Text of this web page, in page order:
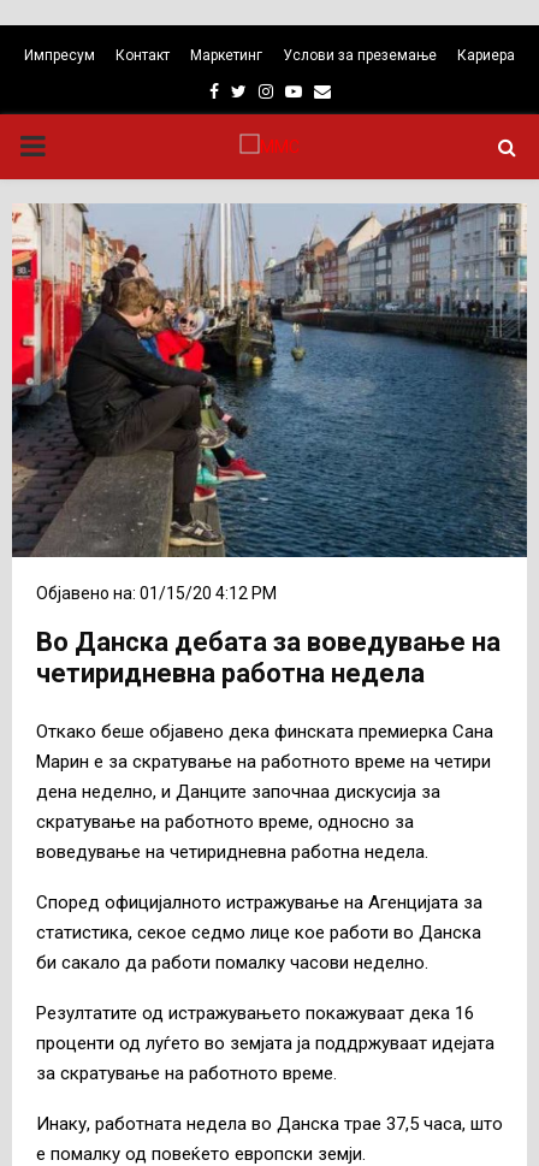
Импресум Контакт Маркетинг Услови за преземање Кариера
Facebook
TwitterInstagram
Youtube
Email
PRIMARY
MENU
Објавено на: 01/15/20 4:12 PM
Во Данска дебата за воведување на
четиридневна работна недела
Откако беше објавено дека финската премиерка Сана
Марин е за скратување на работното време на четири
дена неделно, и Данците започнаа дискусија за
скратување на работното време, односно за
воведување на четиридневна работна недела.
Според официјалното истражување на Агенцијата за
статистика, секое седмо лице кое работи во Данска
би сакало да работи помалку часови неделно.
Резултатите од истражувањето покажуваат дека 16
проценти од луѓето во земјата ја поддржуваат идејата
за скратување на работното време.
Инаку, работната недела во Данска трае 37,5 часа, што
е помалку од повеќето европски земји.